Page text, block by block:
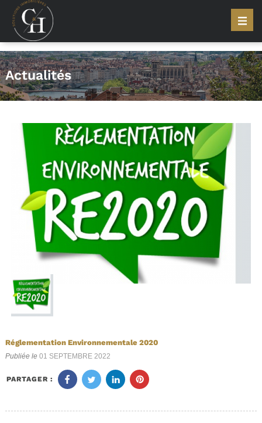
Actualités
Réglementation Environnementale 2020
Publiée le 01 SEPTEMBRE 2022
PARTAGER :